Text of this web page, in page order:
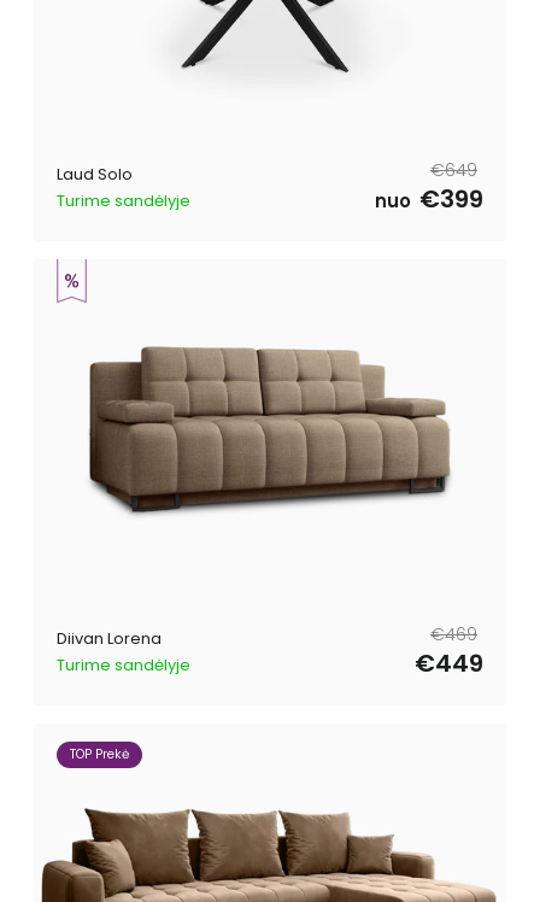
Laud Solo
Turime sandėlyje
Tavahind
€649
Müügihind
nuo €399
Diivan Lorena
Turime sandėlyje
Tavahind
€469
Müügihind
€449
TOP Prekė